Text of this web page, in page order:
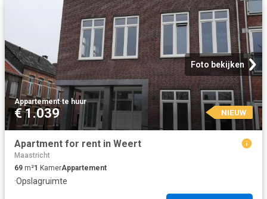
Foto bekijken
Appartement·te huur
€ 1.039 NIEUW
Apartment for rent in Weert
Maastricht
69 m²1 KamerAppartement
·Opslagruimte